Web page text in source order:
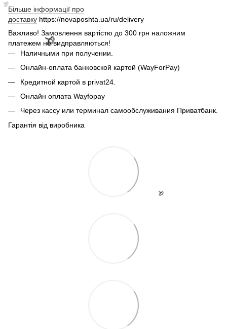
Більше інформації про
доставку https://novaposhta.ua/ru/delivery
Важливо! Замовлення вартістю до 300 грн наложним
платежем не видправляються!
Наличными при получении.
Онлайн-оплата банковской картой (WayForPay)
Кредитной картой в privat24.
Онлайн оплата Wayfopay
Через кассу или терминал самообслуживания Приватбанк.
Гарантія від виробника